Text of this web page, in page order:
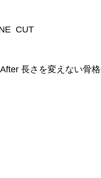
CUT
After 長さを変えない骨